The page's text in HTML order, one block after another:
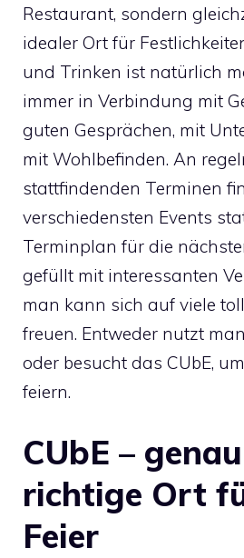
Restaurant, sondern
idealer Ort für
und Trinken ist natürlich
immer in Verbindung mit
guten Gesprächen, mit
mit Wohlbefinden. An
stattfindenden Terminen
verschiedensten Events
Terminplan für die
gefüllt mit interessanten
man kann sich auf viele
freuen. Entweder nutzt
oder besucht das CUbE,
feiern.
CUbE –
richtige Ort
Feier